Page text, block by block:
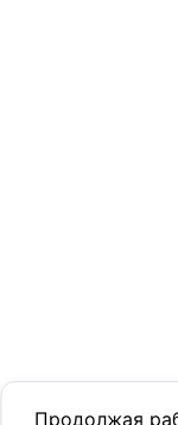
Продолжая